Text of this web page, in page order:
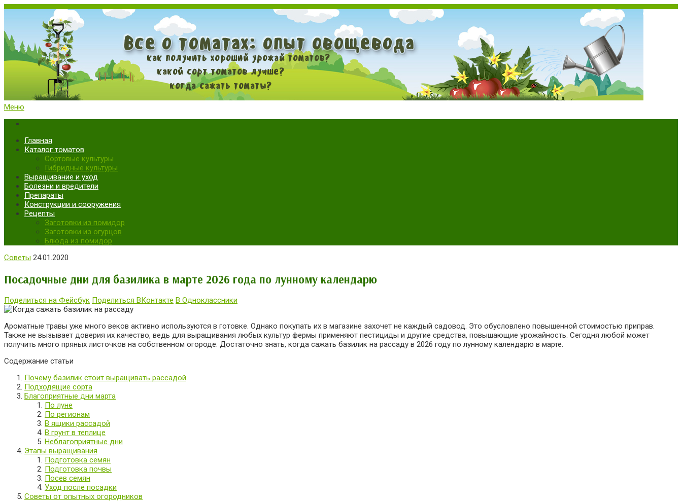
Меню
Главная
Каталог томатов
Сортовые культуры
Гибридные культуры
Выращивание и уход
Болезни и вредители
Препараты
Конструкции и сооружения
Рецепты
Заготовки из помидор
Заготовки из огурцов
Блюда из помидор
Советы 24.01.2020
Посадочные дни для базилика в марте 2026 года по лунному календарю
Поделиться на Фейсбук Поделиться ВКонтакте В Одноклассники
Ароматные травы уже много веков активно используются в готовке. Однако покупать их в магазине захочет не каждый садовод. Это обусловлено повышенной стоимостью приправ.
Также не вызывает доверия их качество, ведь для выращивания любых культур фермы применяют пестициды и другие средства, повышающие урожайность. Сегодня любой может
получить много пряных листочков на собственном огороде. Достаточно знать, когда сажать базилик на рассаду в 2026 году по лунному календарю в марте.
Содержание статьи
Почему базилик стоит выращивать рассадой
Подходящие сорта
Благоприятные дни марта
По луне
По регионам
В ящики рассадой
В грунт в теплице
Неблагоприятные дни
Этапы выращивания
Подготовка семян
Подготовка почвы
Посев семян
Уход после посадки
Советы от опытных огородников